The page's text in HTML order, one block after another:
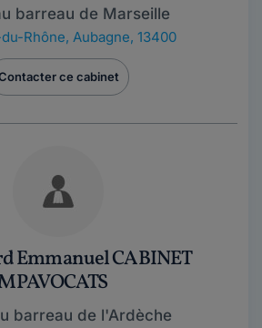
barreau de Marseille
Rhône, Aubagne, 13400
ce cabinet
Emmanuel CABINET
barreau de l'Ardèche